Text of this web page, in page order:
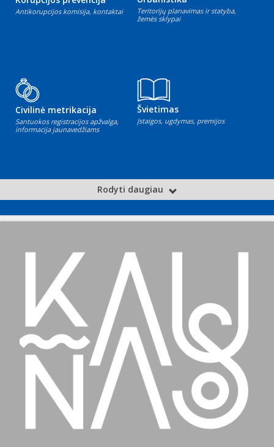
Antikorupcijos komisija, kontaktai
Teritorijų planavimas ir statyba,
žemės sklypai
Civilinė metrikacija
Santuokos registracijos apžvalga,
informacija jaunavedžiams
Švietimas
Įstaigos, ugdymas, premijos
Rodyti daugiau